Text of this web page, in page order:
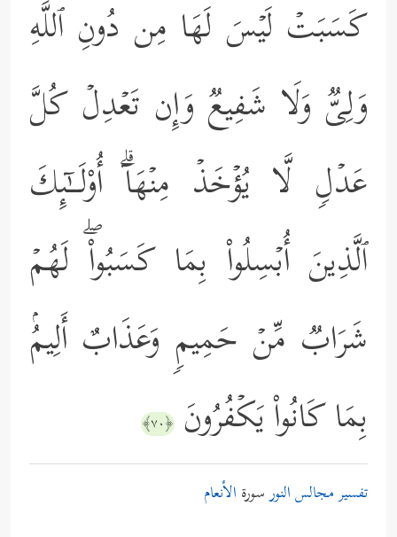
كَسَبَتۡ لَیۡسَ لَهَا مِن دُونِ ٱللَّهِ
وَلِیࣱّ وَلَا شَفِیعࣱ وَإِن تَعۡدِلۡ كُلَّ
عَدۡلࣲ لَّا یُؤۡخَذۡ مِنۡهَاۤۗ أُوْلَــٰۤىِٕكَ
ٱلَّذِینَ أُبۡسِلُواْ بِمَا كَسَبُواْۖ لَهُمۡ
شَرَابࣱ مِّنۡ حَمِیمࣲ وَعَذَابٌ أَلِیمُۢ
بِمَا كَانُواْ یَكۡفُرُونَ ﴿٧٠﴾
تفسير مجالس النورسورة الأنعام